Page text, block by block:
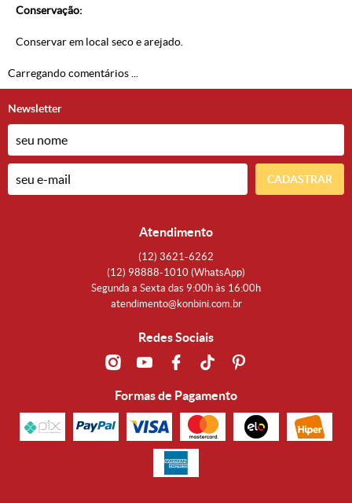
Conservação:
Conservar em local seco e arejado.
Carregando comentários ...
Newsletter
CADASTRAR
Atendimento
(12) 3621-6262
(12) 98888-1010 (WhatsApp)
Segunda a Sexta das 9:00h às 16:00h
atendimento@konbini.com.br
Redes Sociais
Formas de Pagamento